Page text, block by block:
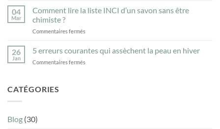
aggraver
produits
nécessaires
ménage
recettes
au
ménager
04
Mar
Comment lire la liste INCI d’un savon sans être
chimiste ?
Commentaires fermés
lire
liste
26
Jan
5 erreurs courantes qui assèchent la peau en hiver
Commentaires fermés
CATÉGORIES
Blog (30)